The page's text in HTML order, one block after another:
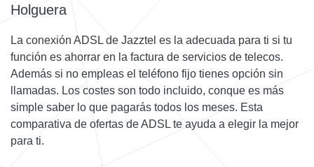
Holguera
La conexión ADSL de Jazztel es la adecuada para ti si tu
función es ahorrar en la factura de servicios de telecos.
Además si no empleas el teléfono fijo tienes opción sin
llamadas. Los costes son todo incluido, conque es más
simple saber lo que pagarás todos los meses. Esta
comparativa de ofertas de ADSL te ayuda a elegir la mejor
para ti.